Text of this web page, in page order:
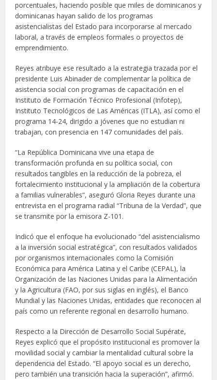
porcentuales, haciendo posible que miles de dominicanos y
dominicanas hayan salido de los programas
asistencialistas del Estado para incorporarse al mercado
laboral, a través de empleos formales o proyectos de
emprendimiento.
Reyes atribuye ese resultado a la estrategia trazada por el
presidente Luis Abinader de complementar la política de
asistencia social con programas de capacitación en el
Instituto de Formación Técnico Profesional (Infotep),
Instituto Tecnológicos de Las Américas (ITLA), así como el
programa 14-24, dirigido a jóvenes que no estudian ni
trabajan, con presencia en 147 comunidades del país.
“La República Dominicana vive una etapa de
transformación profunda en su política social, con
resultados tangibles en la reducción de la pobreza, el
fortalecimiento institucional y la ampliación de la cobertura
a familias vulnerables”, aseguró Gloria Reyes durante una
entrevista en el programa radial “Tribuna de la Verdad”, que
se transmite por la emisora Z-101.
Indicó que el enfoque ha evolucionado “del asistencialismo
a la inversión social estratégica”, con resultados validados
por organismos internacionales como la Comisión
Económica para América Latina y el Caribe (CEPAL), la
Organización de las Naciones Unidas para la Alimentación
y la Agricultura (FAO, por sus siglas en inglés), el Banco
Mundial y las Naciones Unidas, entidades que reconocen al
país como un referente regional en desarrollo humano.
Respecto a la Dirección de Desarrollo Social Supérate,
Reyes explicó que el propósito institucional es promover la
movilidad social y cambiar la mentalidad cultural sobre la
dependencia del Estado. “El apoyo social es un derecho,
pero también una transición hacia la superación”, afirmó.